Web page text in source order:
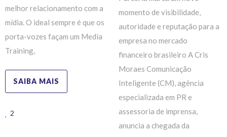
melhor relacionamento com a
mídia. O ideal sempre é que os
porta-vozes façam um Media
Training,
SAIBA MAIS
2
momento de visibilidade,
autoridade e reputação para a
empresa no mercado
financeiro brasileiro A Cris
Moraes Comunicação
Inteligente (CM), agência
especializada em PR e
assessoria de imprensa,
anuncia a chegada da